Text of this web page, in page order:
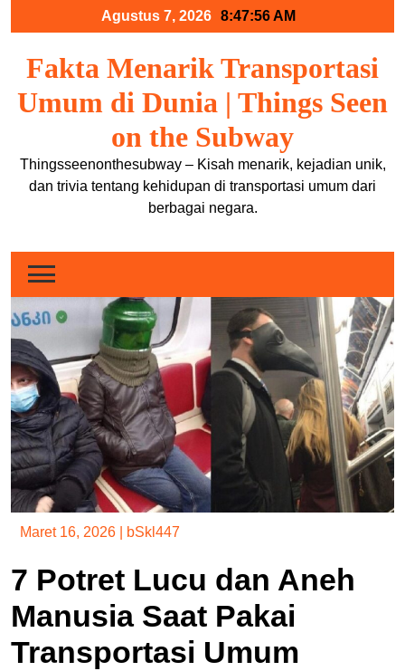
Agustus 7, 2026 8:47:57 AM
Fakta Menarik Transportasi
Umum di Dunia | Things Seen
on the Subway
Thingsseenonthesubway – Kisah menarik, kejadian unik,
dan trivia tentang kehidupan di transportasi umum dari
berbagai negara.
Maret 16, 2026 bSkl447
7 Potret Lucu dan Aneh
Manusia Saat Pakai
Transportasi Umum